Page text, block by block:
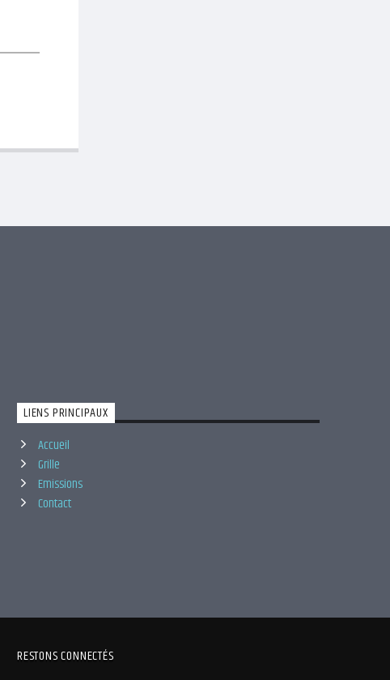
LIENS PRINCIPAUX
Accueil
Grille
Emissions
Contact
RESTONS CONNECTÉS